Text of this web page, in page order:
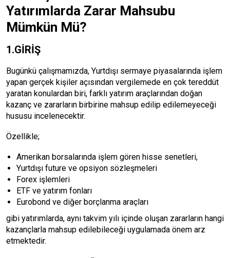
Yatırımlarda Zarar Mahsubu
Mümkün Mü?
1.GİRİŞ
Bugünkü çalışmamızda, Yurtdışı sermaye piyasalarında işlem
yapan gerçek kişiler açısından vergilemede en çok tereddüt
yaratan konulardan biri, farklı yatırım araçlarından doğan
kazanç ve zararların birbirine mahsup edilip edilemeyeceği
hususu incelenecektir.
Özellikle;
Amerikan borsalarında işlem gören hisse senetleri,
Yurtdışı future ve opsiyon sözleşmeleri
Forex işlemleri
ETF ve yatırım fonları
Eurobond ve diğer borçlanma araçları
gibi yatırımlarda, aynı takvim yılı içinde oluşan zararların hangi
kazançlarla mahsup edilebileceği uygulamada önem arz
etmektedir.